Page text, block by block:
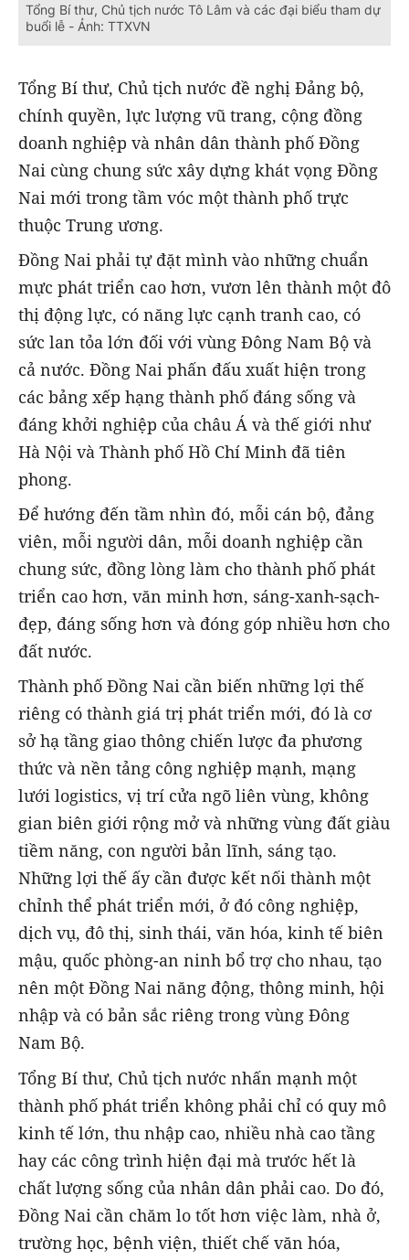
Tổng Bí thư, Chủ tịch nước Tô Lâm và các đại biểu tham dự
buổi lễ - Ảnh: TTXVN
Tổng Bí thư, Chủ tịch nước đề nghị Đảng bộ,
chính quyền, lực lượng vũ trang, cộng đồng
doanh nghiệp và nhân dân thành phố Đồng
Nai cùng chung sức xây dựng khát vọng Đồng
Nai mới trong tầm vóc một thành phố trực
thuộc Trung ương.
Đồng Nai phải tự đặt mình vào những chuẩn
mực phát triển cao hơn, vươn lên thành một đô
thị động lực, có năng lực cạnh tranh cao, có
sức lan tỏa lớn đối với vùng Đông Nam Bộ và
cả nước. Đồng Nai phấn đấu xuất hiện trong
các bảng xếp hạng thành phố đáng sống và
đáng khởi nghiệp của châu Á và thế giới như
Hà Nội và Thành phố Hồ Chí Minh đã tiên
phong.
Để hướng đến tầm nhìn đó, mỗi cán bộ, đảng
viên, mỗi người dân, mỗi doanh nghiệp cần
chung sức, đồng lòng làm cho thành phố phát
triển cao hơn, văn minh hơn, sáng-xanh-sạch-
đẹp, đáng sống hơn và đóng góp nhiều hơn cho
đất nước.
Thành phố Đồng Nai cần biến những lợi thế
riêng có thành giá trị phát triển mới, đó là cơ
sở hạ tầng giao thông chiến lược đa phương
thức và nền tảng công nghiệp mạnh, mạng
lưới logistics, vị trí cửa ngõ liên vùng, không
gian biên giới rộng mở và những vùng đất giàu
tiềm năng, con người bản lĩnh, sáng tạo.
Những lợi thế ấy cần được kết nối thành một
chỉnh thể phát triển mới, ở đó công nghiệp,
dịch vụ, đô thị, sinh thái, văn hóa, kinh tế biên
mậu, quốc phòng-an ninh bổ trợ cho nhau, tạo
nên một Đồng Nai năng động, thông minh, hội
nhập và có bản sắc riêng trong vùng Đông
Nam Bộ.
Tổng Bí thư, Chủ tịch nước nhấn mạnh một
thành phố phát triển không phải chỉ có quy mô
kinh tế lớn, thu nhập cao, nhiều nhà cao tầng
hay các công trình hiện đại mà trước hết là
chất lượng sống của nhân dân phải cao. Do đó,
Đồng Nai cần chăm lo tốt hơn việc làm, nhà ở,
trường học, bệnh viện, thiết chế văn hóa,